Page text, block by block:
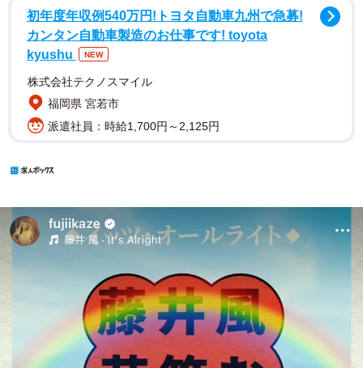
初年度年収例540万円!トヨタ自動車九州で急募!
カンタン自動車製造のお仕事です! toyota
kyushu
NEW
株式会社テクノスマイル
福岡県 宮若市
派遣社員：時給1,700円～2,125円